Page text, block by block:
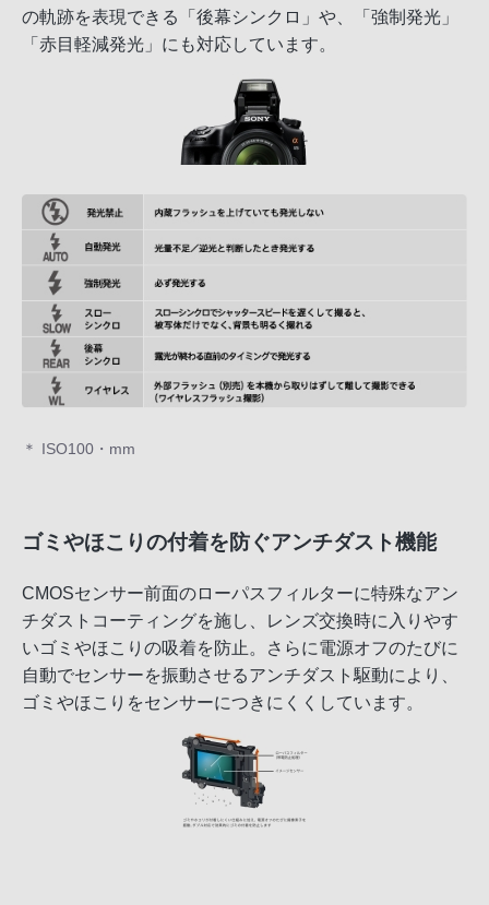
の軌跡を表現できる「後幕シンクロ」や、「強制発光」
「赤目軽減発光」にも対応しています。
＊ ISO100・mm
ゴミやほこりの付着を防ぐアンチダスト機能
CMOSセンサー前面のローパスフィルターに特殊なアン
チダストコーティングを施し、レンズ交換時に入りやす
いゴミやほこりの吸着を防止。さらに電源オフのたびに
自動でセンサーを振動させるアンチダスト駆動により、
ゴミやほこりをセンサーにつきにくくしています。